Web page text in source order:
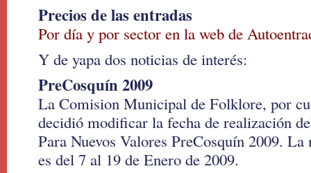
Precios de las entradas
Por día y por sector en la web de
Y de yapa dos noticias de interés:
PreCosquín 2009
La Comision Municipal de Folklore, por
decidió modificar la fecha de realización
Para Nuevos Valores PreCosquín 2009. La
es del 7 al 19 de Enero de 2009.